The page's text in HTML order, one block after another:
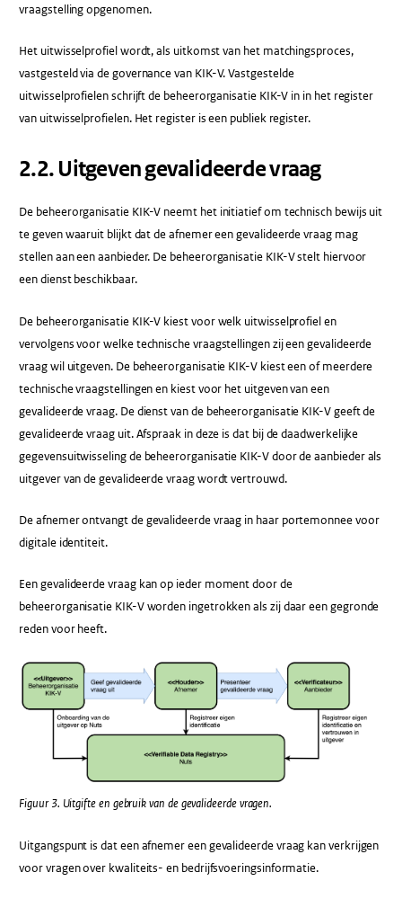
vraagstelling opgenomen.
Het uitwisselprofiel wordt, als uitkomst van het matchingsproces,
vastgesteld via de governance van KIK-V. Vastgestelde
uitwisselprofielen schrijft de beheerorganisatie KIK-V in in het register
van uitwisselprofielen. Het register is een publiek register.
​2.2​. Uitgeven gevalideerde vraag
De beheerorganisatie KIK-V neemt het initiatief om technisch bewijs uit
te geven waaruit blijkt dat de afnemer een gevalideerde vraag mag
stellen aan een aanbieder. De beheerorganisatie KIK-V stelt hiervoor
een dienst beschikbaar.
De beheerorganisatie KIK-V kiest voor welk uitwisselprofiel en
vervolgens voor welke technische vraagstellingen zij een gevalideerde
vraag wil uitgeven. De beheerorganisatie KIK-V kiest een of meerdere
technische vraagstellingen en kiest voor het uitgeven van een
gevalideerde vraag. De dienst van de beheerorganisatie KIK-V geeft de
gevalideerde vraag uit. Afspraak in deze is dat bij de daadwerkelijke
gegevensuitwisseling de beheerorganisatie KIK-V door de aanbieder als
uitgever van de gevalideerde vraag wordt vertrouwd.
De afnemer ontvangt de gevalideerde vraag in haar portemonnee voor
digitale identiteit.
Een gevalideerde vraag kan op ieder moment door de
beheerorganisatie KIK-V worden ingetrokken als zij daar een gegronde
reden voor heeft.
Figuur 3. Uitgifte en gebruik van de gevalideerde vragen.
Uitgangspunt is dat een afnemer een gevalideerde vraag kan verkrijgen
voor vragen over kwaliteits- en bedrijfsvoeringsinformatie.